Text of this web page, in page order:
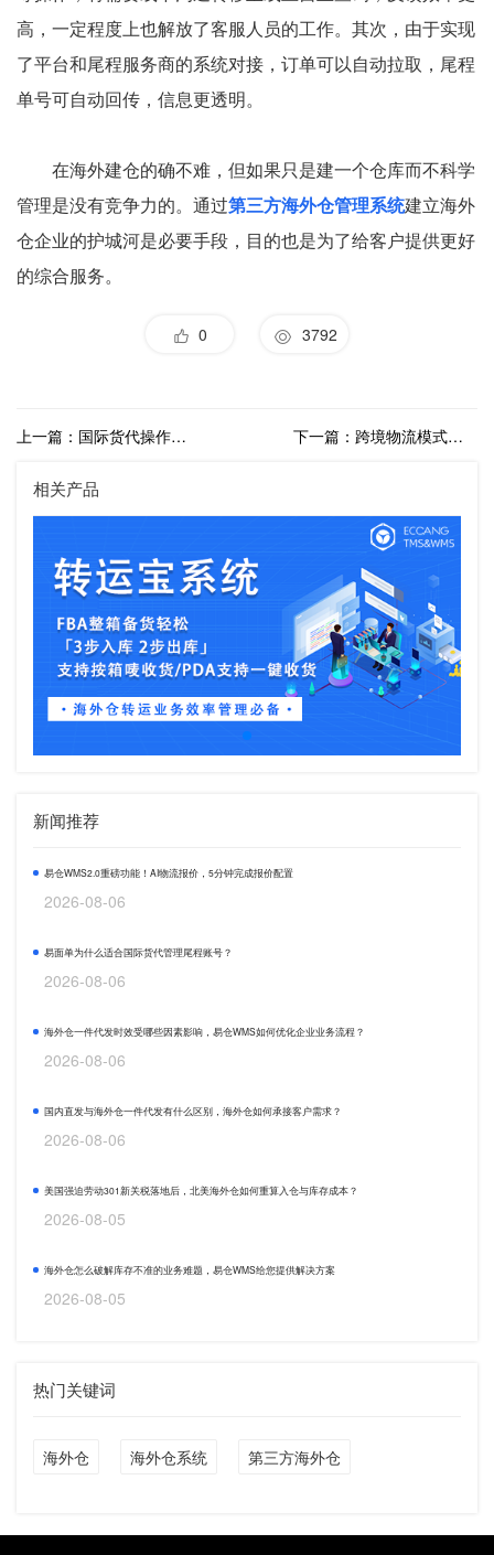
高，一定程度上也解放了客服人员的工作。其次，由于实现
了平台和尾程服务商的系统对接，订单可以自动拉取，尾程
单号可自动回传，信息更透明。
在海外建仓的确不难，但如果只是建一个仓库而不科学
管理是没有竞争力的。通过第三方海外仓管理系统建立海外
仓企业的护城河是必要手段，目的也是为了给客户提供更好
的综合服务。
0 3792
上一篇：国际货代操作系统让数字化货代渐行渐近 下一篇：跨境物流模式有哪些，国际货代系统有什么作用？
相关产品
新闻推荐
易仓WMS2.0重磅功能！AI物流报价，5分钟完成报价配置
2026-08-06
易面单为什么适合国际货代管理尾程账号？
2026-08-06
海外仓一件代发时效受哪些因素影响，易仓WMS如何优化企业业务流程？
2026-08-06
国内直发与海外仓一件代发有什么区别，海外仓如何承接客户需求？
2026-08-06
美国强迫劳动301新关税落地后，北美海外仓如何重算入仓与库存成本？
2026-08-05
海外仓怎么破解库存不准的业务难题，易仓WMS给您提供解决方案
2026-08-05
热门关键词
海外仓 海外仓系统 第三方海外仓